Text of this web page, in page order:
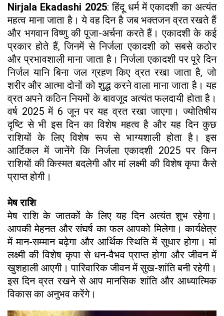
Nirjala Ekadashi 2025: हिंदू धर्म में एकादशी का अत्यंत
महत्व माना जाता है। ये वह दिन है जब भक्तजन व्रत रखते हैं
और भगवान विष्णु की पूजा-अर्चना करते हैं। एकादशी के कई
प्रकार होते हैं, जिनमें से निर्जला एकादशी को सबसे कठोर
और प्रभावशाली माना जाता है। निर्जला एकादशी पर पूरे दिन
निर्जल यानि बिना जल ग्रहण किए व्रत रखा जाता है, जो
शरीर और आत्मा दोनों को शुद्ध करने वाला माना जाता है। यह
व्रत अपने कठिन नियमों के बावजूद अत्यंत फलदायी होता है।
वर्ष 2025 में 6 जून पर यह व्रत रखा जाएगा। ज्योतिषीय
दृष्टि से भी इस दिन का विशेष महत्व है और यह दिन कुछ
राशियों के लिए विशेष रूप से भाग्यशाली होता है। इस
आर्टिकल में जानेंगे कि निर्जला एकादशी 2025 पर किन
राशियों की किस्मत बदलेगी और मां लक्ष्मी की विशेष कृपा कैसे
प्राप्त होगी।
मेष राशि
मेष राशि के जातकों के लिए यह दिन अत्यंत शुभ रहेगा।
आपकी मेहनत और संघर्ष का फल आपको मिलेगा। कार्यक्षेत्र
में मान-सम्मान बढ़ेगा और आर्थिक स्थिति में सुधार होगा। मां
लक्ष्मी की विशेष कृपा से धन-वैभव प्राप्त होगा और जीवन में
खुशहाली आएगी। पारिवारिक जीवन में सुख-शांति बनी रहेगी।
इस दिन व्रत रखने से आप मानसिक शांति और आध्यात्मिक
विकास का अनुभव करेंगे।